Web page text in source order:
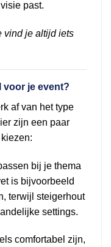
past.
vind je altijd iets
voor je event?
af van het type
zijn een paar
bij je thema
is bijvoorbeeld
terwijl steigerhout
settings.
comfortabel zijn,